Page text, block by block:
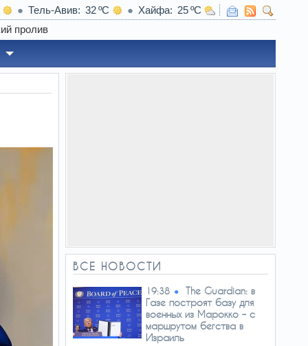
Тель-Авив 32 Хайфа
25
ВСЕ НОВОСТИ
19:38
The Guardian: в
Газе построят базу для
военных из Марокко – с
маршрутом бегства в
Израиль